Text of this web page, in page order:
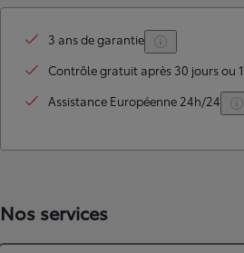
TOYOTA C-HR
Disponible rapidement
3 ans de garantie
Contrôle gratuit après 30 jours ou
Assistance Européenne 24h/24
Nos services